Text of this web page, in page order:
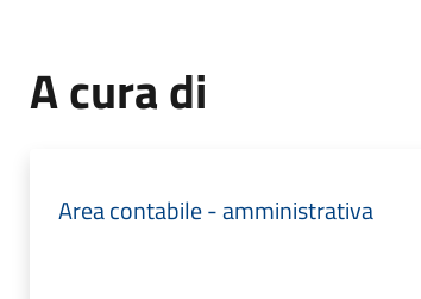
A cura di
Area contabile - amministrativa